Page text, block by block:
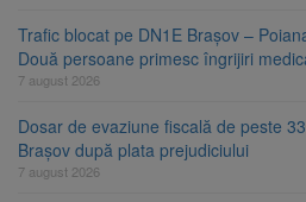
Trafic blocat pe DN1E Brașov –
Două persoane primesc îngrijiri
7 august 2026
Dosar de evaziune fiscală de peste
Brașov după plata prejudiciului
7 august 2026